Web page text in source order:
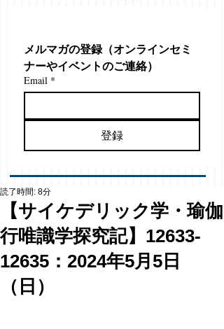
メルマガの登録（オンラインセミ
ナーやイベントのご連絡）
Email *
登録
【サイケデリック学・瑜伽
行唯識学探究記】12633-
12635：2024年5月5日
（日）
読了時間: 8分